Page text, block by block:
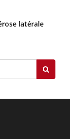
latérale